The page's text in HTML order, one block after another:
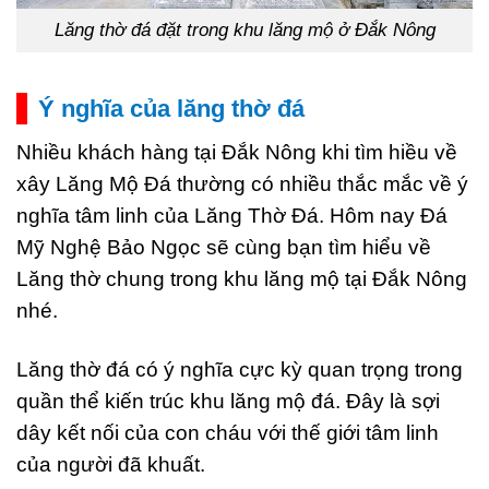
Lăng thờ đá đặt trong khu lăng mộ ở Đắk Nông
Ý nghĩa của lăng thờ đá
Nhiều khách hàng tại Đắk Nông khi tìm hiều về
xây Lăng Mộ Đá thường có nhiều thắc mắc về ý
nghĩa tâm linh của Lăng Thờ Đá. Hôm nay Đá
Mỹ Nghệ Bảo Ngọc sẽ cùng bạn tìm hiểu về
Lăng thờ chung trong khu lăng mộ tại Đắk Nông
nhé.
Lăng thờ đá có ý nghĩa cực kỳ quan trọng trong
quần thể kiến trúc khu lăng mộ đá. Đây là sợi
dây kết nối của con cháu với thế giới tâm linh
của người đã khuất.